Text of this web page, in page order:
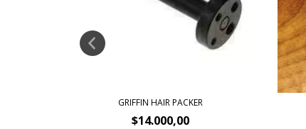
GRIFFIN HAIR PACKER
$14.000,00